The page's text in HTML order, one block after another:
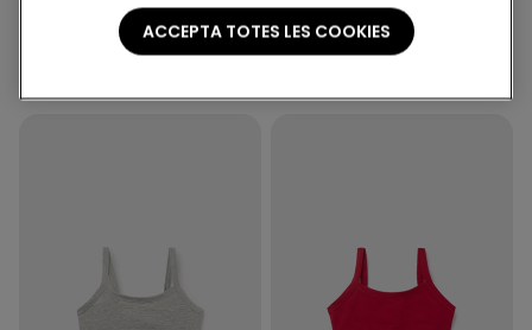
Brassiere de Cotó Bàsic
Brassiere de Cotó Bàsic
Nena
3,99 €
ACCEPTA TOTES LES COOKIES